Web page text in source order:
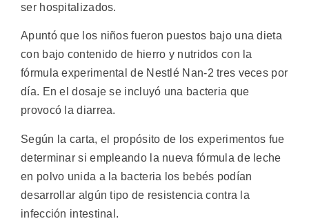
ser hospitalizados.
Apuntó que los niños fueron puestos bajo una dieta
con bajo contenido de hierro y nutridos con la
fórmula experimental de Nestlé Nan-2 tres veces por
día. En el dosaje se incluyó una bacteria que
provocó la diarrea.
Según la carta, el propósito de los experimentos fue
determinar si empleando la nueva fórmula de leche
en polvo unida a la bacteria los bebés podían
desarrollar algún tipo de resistencia contra la
infección intestinal.